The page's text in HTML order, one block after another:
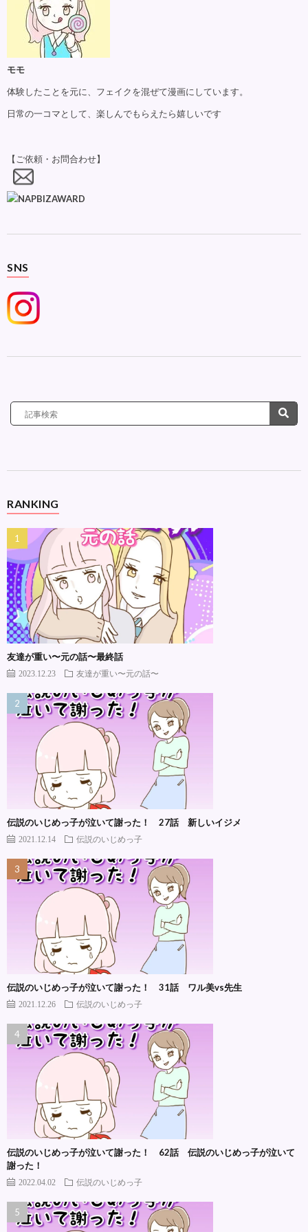
モモ
体験したことを元に、フェイクを混ぜて漫画にしています。
日常の一コマとして、楽しんでもらえたら嬉しいです
【ご依頼・お問合わせ】
SNS
RANKING
友達が重い〜元の話〜最終話
2023.12.23 友達が重い〜元の話〜
伝説のいじめっ子が泣いて謝った！ 27話 新しいイジメ
2021.12.14 伝説のいじめっ子
伝説のいじめっ子が泣いて謝った！ 31話 ワル美vs先生
2021.12.26 伝説のいじめっ子
伝説のいじめっ子が泣いて謝った！ 62話 伝説のいじめっ子が泣いて
謝った！
2022.04.02 伝説のいじめっ子